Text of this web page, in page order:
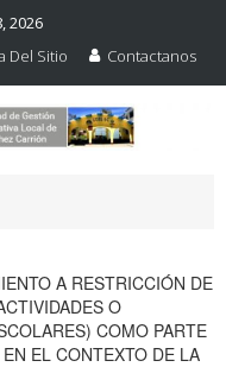
2026
Del Sitio Contactanos
A RESTRICCIÓN DE
O
COMO PARTE
EL CONTEXTO DE LA